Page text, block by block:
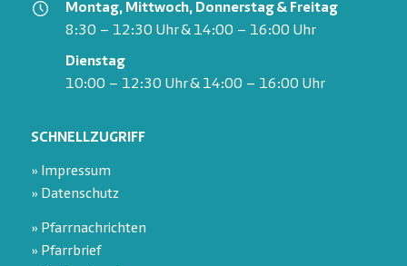
Montag, Mittwoch, Donnerstag & Freitag
8:30 – 12:30 Uhr & 14:00 – 16:00 Uhr
Dienstag
10:00 – 12:30 Uhr & 14:00 – 16:00 Uhr
SCHNELLZUGRIFF
» Impressum
» Datenschutz
» Pfarrnachrichten
» Pfarrbrief